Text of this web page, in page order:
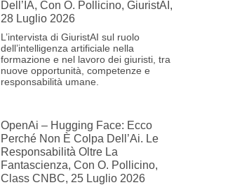
Dell’IA, Con O. Pollicino, GiuristAI,
28 Luglio 2026
L’intervista di GiuristAI sul ruolo
dell’intelligenza artificiale nella
formazione e nel lavoro dei giuristi, tra
nuove opportunità, competenze e
responsabilità umane.
OpenAi – Hugging Face: Ecco
Perché Non È Colpa Dell’Ai. Le
Responsabilità Oltre La
Fantascienza, Con O. Pollicino,
Class CNBC, 25 Luglio 2026